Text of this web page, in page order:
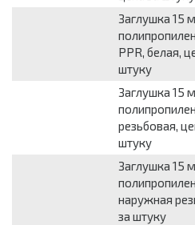
Заглушка 15
PPR, белая,
штуку
Заглушка 15
резьбовая,
штуку
Заглушка 15
наружная
за штуку